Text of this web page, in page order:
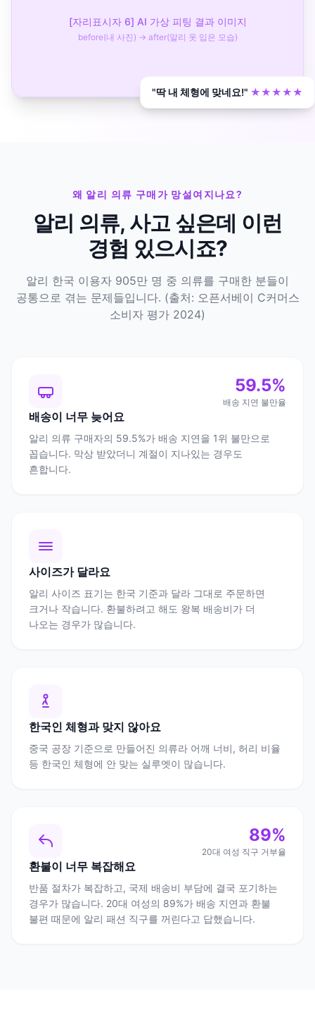
[자리표시자 6] AI 가상 피팅 결과 이미지
before(내 사진) → after(알리 옷 입은 모습)
"딱 내 체형에 맞네요!" ★★★★★
왜 알리 의류 구매가 망설여지나요?
알리 의류, 사고 싶은데 이런
경험 있으시죠?
알리 한국 이용자 905만 명 중 의류를 구매한 분들이
공통으로 겪는 문제들입니다. (출처: 오픈서베이 C커머스
소비자 평가 2024)
59.5%
배송 지연 불만율
배송이 너무 늦어요
알리 의류 구매자의 59.5%가 배송 지연을 1위 불만으로
꼽습니다. 막상 받았더니 계절이 지나있는 경우도
흔합니다.
사이즈가 달라요
알리 사이즈 표기는 한국 기준과 달라 그대로 주문하면
크거나 작습니다. 환불하려고 해도 왕복 배송비가 더
나오는 경우가 많습니다.
한국인 체형과 맞지 않아요
중국 공장 기준으로 만들어진 의류라 어깨 너비, 허리 비율
등 한국인 체형에 안 맞는 실루엣이 많습니다.
89%
20대 여성 직구 거부율
환불이 너무 복잡해요
반품 절차가 복잡하고, 국제 배송비 부담에 결국 포기하는
경우가 많습니다. 20대 여성의 89%가 배송 지연과 환불
불편 때문에 알리 패션 직구를 꺼린다고 답했습니다.